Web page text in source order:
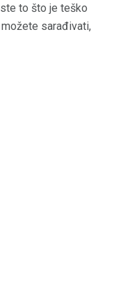
to što je teško
sarađivati,